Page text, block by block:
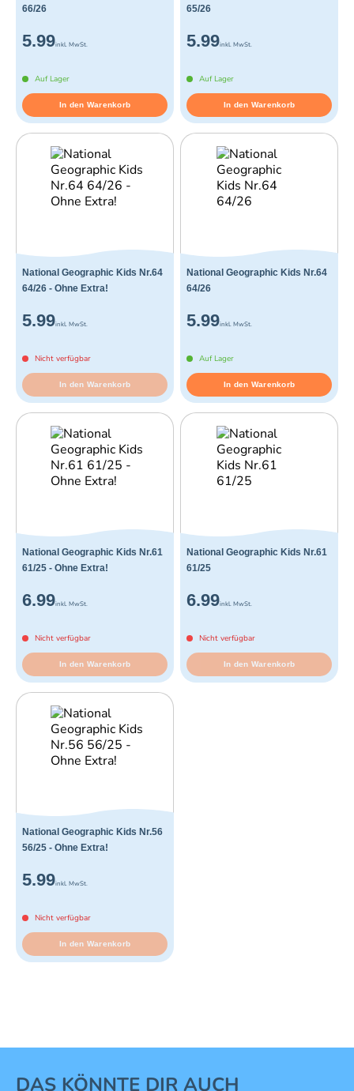
66/26
5.99inkl. MwSt.
Auf Lager
In den Warenkorb
65/26
5.99inkl. MwSt.
Auf Lager
In den Warenkorb
National Geographic Kids Nr.64
64/26 - Ohne Extra!
5.99inkl. MwSt.
Nicht verfügbar
In den Warenkorb
National Geographic Kids Nr.64
64/26
5.99inkl. MwSt.
Auf Lager
In den Warenkorb
National Geographic Kids Nr.61
61/25 - Ohne Extra!
6.99inkl. MwSt.
Nicht verfügbar
In den Warenkorb
National Geographic Kids Nr.61
61/25
6.99inkl. MwSt.
Nicht verfügbar
In den Warenkorb
National Geographic Kids Nr.56
56/25 - Ohne Extra!
5.99inkl. MwSt.
Nicht verfügbar
In den Warenkorb
1 von 16
DAS KÖNNTE DIR AUCH